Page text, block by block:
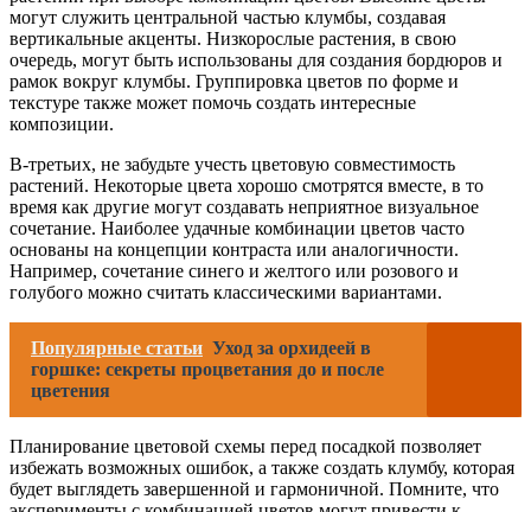
могут служить центральной частью клумбы, создавая
вертикальные акценты. Низкорослые растения, в свою
очередь, могут быть использованы для создания бордюров и
рамок вокруг клумбы. Группировка цветов по форме и
текстуре также может помочь создать интересные
композиции.
В-третьих, не забудьте учесть цветовую совместимость
растений. Некоторые цвета хорошо смотрятся вместе, в то
время как другие могут создавать неприятное визуальное
сочетание. Наиболее удачные комбинации цветов часто
основаны на концепции контраста или аналогичности.
Например, сочетание синего и желтого или розового и
голубого можно считать классическими вариантами.
Популярные статьи Уход за орхидеей в
горшке: секреты процветания до и после
цветения
Планирование цветовой схемы перед посадкой позволяет
избежать возможных ошибок, а также создать клумбу, которая
будет выглядеть завершенной и гармоничной. Помните, что